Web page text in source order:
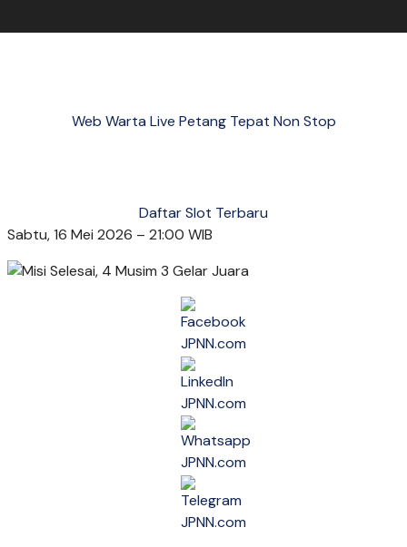
Web Warta Live Petang Tepat Non Stop
Daftar Slot Terbaru
Sabtu, 16 Mei 2026 – 21:00 WIB